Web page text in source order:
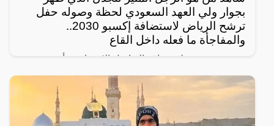
بجوار ولي العهد السعودي لحظة وصوله حفل
ترشح الرياض لاستضافة إكسبو 2030..
والمفاجأة ما فعله داخل القاع
رصد مغردون على مواقع التواصل الإجتماعي، أحدث
ظهور للرجل المجهول ذو النظرات الحادة الذي يقف دوماً
بالقرب من ولي العهد السعودي الأمير محمد بن سلمان